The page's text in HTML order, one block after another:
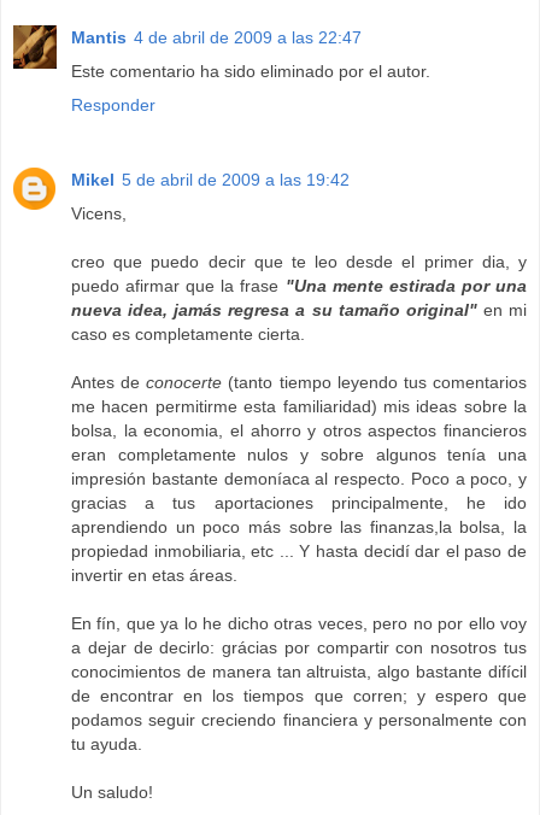
Mantis 4 de abril de 2009 a las 22:47
Este comentario ha sido eliminado por el autor.
Responder
Mikel 5 de abril de 2009 a las 19:42
Vicens,
creo que puedo decir que te leo desde el primer dia, y
puedo afirmar que la frase "Una mente estirada por una
nueva idea, jamás regresa a su tamaño original"en mi
caso es completamente cierta.
Antes deconocerte (tanto tiempo leyendo tus comentarios
me hacen permitirme esta familiaridad) mis ideas sobre la
bolsa, la economia, el ahorro y otros aspectos financieros
eran completamente nulos y sobre algunos tenía una
impresión bastante demoníaca al respecto. Poco a poco, y
gracias a tus aportaciones principalmente, he ido
aprendiendo un poco más sobre las finanzas,la bolsa, la
propiedad inmobiliaria, etc ... Y hasta decidí dar el paso de
invertir en etas áreas.
En fín, que ya lo he dicho otras veces, pero no por ello voy
a dejar de decirlo: grácias por compartir con nosotros tus
conocimientos de manera tan altruista, algo bastante difícil
de encontrar en los tiempos que corren; y espero que
podamos seguir creciendo financiera y personalmente con
tu ayuda.
Un saludo!